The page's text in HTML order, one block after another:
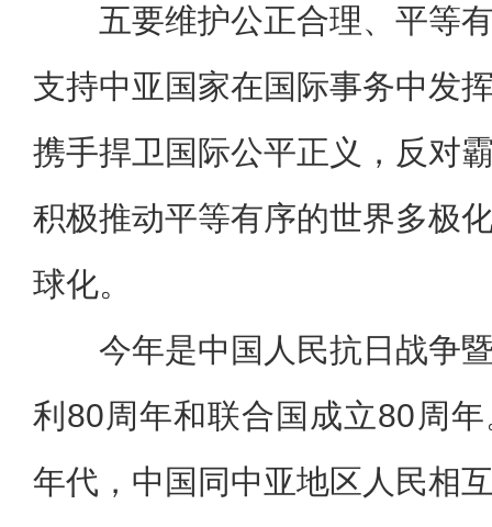
五要维护公正合理、平等
支持中亚国家在国际事务中发
携手捍卫国际公平正义，反对
积极推动平等有序的世界多极
球化。
今年是中国人民抗日战争
利80周年和联合国成立80周
年代，中国同中亚地区人民相